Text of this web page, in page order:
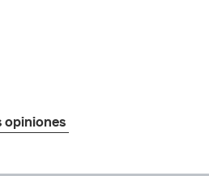
opiniones